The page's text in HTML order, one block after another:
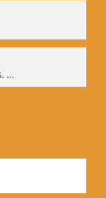
An Evening of Checkov's Vaudevilles. The Evils of Tobacco, The Bear, The Marriage Proposal